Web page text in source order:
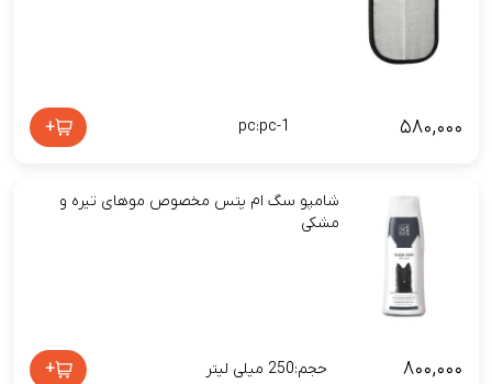
۵۸۰,۰۰۰ pc:pc-1
+
شامپو سگ ام پتس مخصوص موهای تیره و
مشکی
۸۰۰,۰۰۰ حجم:250 میلی لیتر +